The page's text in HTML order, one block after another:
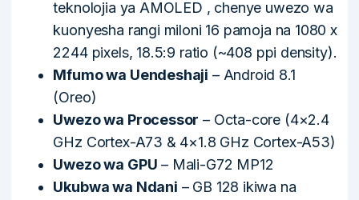
teknolojia ya AMOLED , chenye uwezo wa
kuonyesha rangi miloni 16 pamoja na 1080 x
2244 pixels, 18.5:9 ratio (~408 ppi density).
Mfumo wa Uendeshaji – Android 8.1
(Oreo)
Uwezo wa Processor – Octa-core (4×2.4
GHz Cortex-A73 & 4×1.8 GHz Cortex-A53)
Uwezo wa GPU – Mali-G72 MP12
Ukubwa wa Ndani – GB 128 ikiwa na